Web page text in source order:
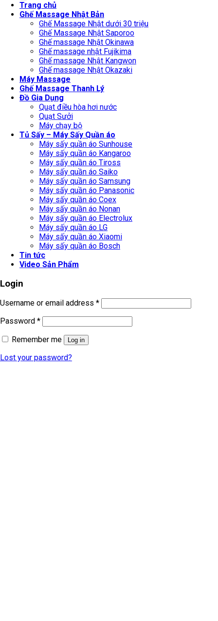
Trang chủ
Ghế Massage Nhật Bản
Ghế Massage Nhật dưới 30 triệu
Ghế Massage Nhật Saporoo
Ghế massage Nhật Okinawa
Ghế massage nhật Fujikima
Ghế massage Nhật Kangwon
Ghế massage Nhật Okazaki
Máy Massage
Ghế Massage Thanh Lý
Đồ Gia Dụng
Quạt điều hòa hơi nước
Quạt Sưởi
Máy chạy bộ
Tủ Sấy – Máy Sấy Quần áo
Máy sấy quần áo Sunhouse
Máy sấy quần áo Kangaroo
Máy sấy quần áo Tiross
Máy sấy quần áo Saiko
Máy sấy quần áo Samsung
Máy sấy quần áo Panasonic
Máy sấy quần áo Coex
Máy sấy quần áo Nonan
Máy sấy quần áo Electrolux
Máy sấy quần áo LG
Máy sấy quần áo Xiaomi
Máy sấy quần áo Bosch
Tin tức
Video Sản Phẩm
Login
Username or email address *
Password *
Remember me
Log in
Lost your password?